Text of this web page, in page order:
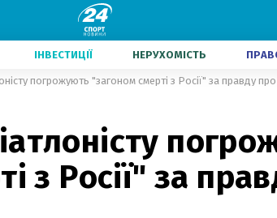
ІНВЕСТИЦІЇ НЕРУХОМІСТЬ
погрожують "загоном смерті з Росії" за правду про
з Росії" за